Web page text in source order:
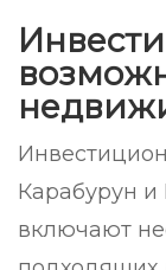
Карабурун и
включают